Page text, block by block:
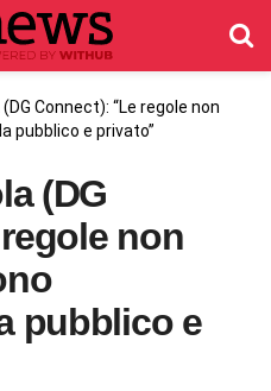
(DG Connect): “Le regole non
pubblico e privato”
(DG
non
pubblico e